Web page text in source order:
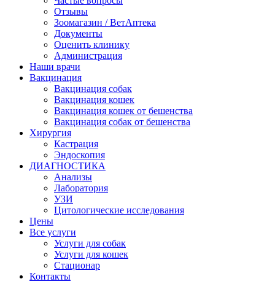
Отзывы
Зоомагазин / ВетАптека
Документы
Оценить клинику
Администрация
Наши врачи
Вакцинация
Вакцинация собак
Вакцинация кошек
Вакцинация кошек от бешенства
Вакцинация собак от бешенства
Хирургия
Кастрация
Эндоскопия
ДИАГНОСТИКА
Анализы
Лаборатория
УЗИ
Цитологические исследования
Цены
Все услуги
Услуги для собак
Услуги для кошек
Стационар
Контакты